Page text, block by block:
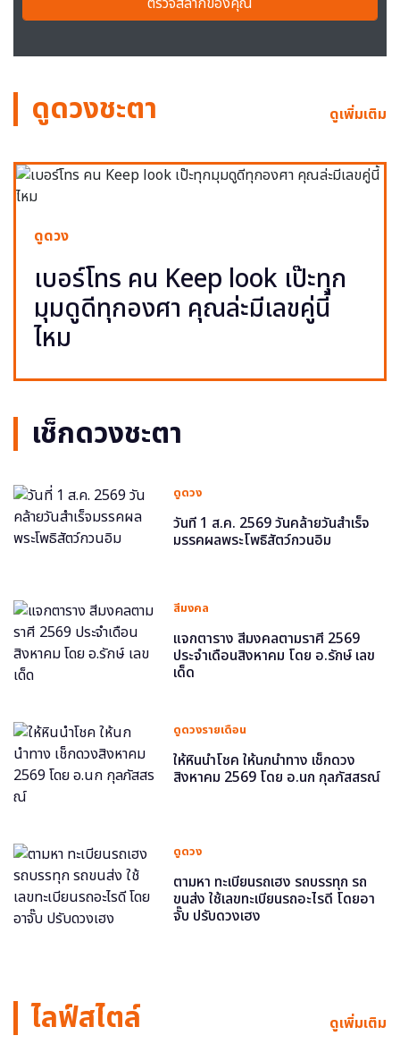
ดูดวงชะตา ดูเพิ่มเติม
ดูดวง
เบอร์โทร คน Keep look เป๊ะทุก
มุมดูดีทุกองศา คุณล่ะมีเลขคู่นี้
ไหม
เช็กดวงชะตา
ดูดวง
วันที่ 1 ส.ค. 2569 วันคล้ายวันสำเร็จ
มรรคผลพระโพธิสัตว์กวนอิม
สีมงคล
แจกตาราง สีมงคลตามราศี 2569
ประจำเดือนสิงหาคม โดย อ.รักษ์ เลข
เด็ด
ดูดวงรายเดือน
ให้หินนำโชค ให้นกนำทาง เช็กดวง
สิงหาคม 2569 โดย อ.นก กุลภัสสรณ์
ดูดวง
ตามหา ทะเบียนรถเฮง รถบรรทุก รถ
ขนส่ง ใช้เลขทะเบียนรถอะไรดี โดยอา
จั๊บ ปรับดวงเฮง
ไลฟ์สไตล์ ดูเพิ่มเติม